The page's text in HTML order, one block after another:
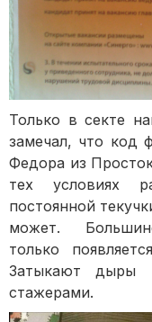
Только в секте
замечал, что код
Федора из
тех условиях
постоянной
может.
только
Затыкают
стажерами.